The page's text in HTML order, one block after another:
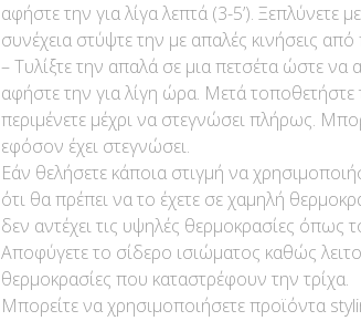
αφήστε την για λίγα λεπτά (3-5’). Ξεπλύνετε
συνέχεια στύψτε την με απαλές κινήσεις
– Τυλίξτε την απαλά σε μια πετσέτα ώστε να
αφήστε την για λίγη ώρα. Μετά
περιμένετε μέχρι να στεγνώσει πλήρως.
εφόσον έχει στεγνώσει.
Εάν θελήσετε κάποια στιγμή να
ότι θα πρέπει να το έχετε σε χαμηλή
δεν αντέχει τις υψηλές θερμοκρασίες όπως
Αποφύγετε το σίδερο ισιώματος καθώς
θερμοκρασίες που καταστρέφουν την τρίχα.
Μπορείτε να χρησιμοποιήσετε προϊόντα